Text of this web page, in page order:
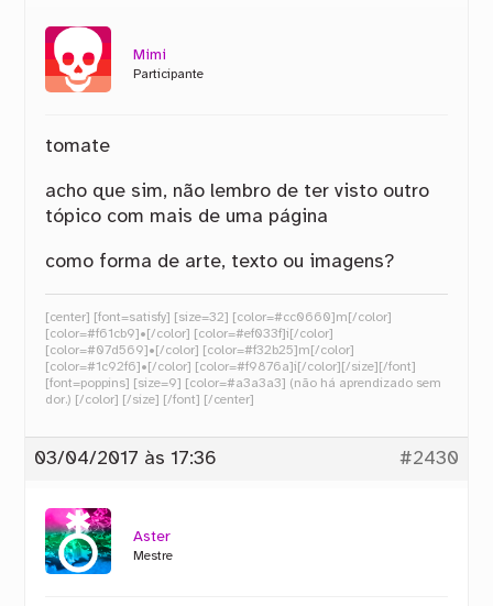
Mimi
Participante
tomate
acho que sim, não lembro de ter visto outro
tópico com mais de uma página
como forma de arte, texto ou imagens?
[center] [font=satisfy] [size=32] [color=#cc0660]m[/color]
[color=#f61cb9]•[/color] [color=#ef033f]i[/color]
[color=#07d569]•[/color] [color=#f32b25]m[/color]
[color=#1c92f6]•[/color] [color=#f9876a]i[/color][/size][/font]
[font=poppins] [size=9] [color=#a3a3a3] (não há aprendizado sem
dor.) [/color] [/size] [/font] [/center]
03/04/2017 às 17:36 #2430
Aster
Mestre